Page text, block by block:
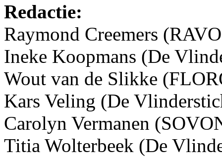
Redactie:
Raymond Creemers
Ineke Koopmans (De
Wout van de Slikke
Kars Veling (De
Carolyn Vermanen
Titia Wolterbeek (De